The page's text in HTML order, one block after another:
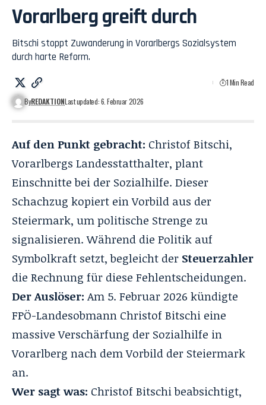
Vorarlberg greift durch
Bitschi stoppt Zuwanderung in Vorarlbergs Sozialsystem
durch harte Reform.
ByREDAKTIONLast updated: 6. Februar 2026
1 Min Read
Auf den Punkt gebracht: Christof Bitschi,
Vorarlbergs Landesstatthalter, plant
Einschnitte bei der Sozialhilfe. Dieser
Schachzug kopiert ein Vorbild aus der
Steiermark, um politische Strenge zu
signalisieren. Während die Politik auf
Symbolkraft setzt, begleicht der Steuerzahler
die Rechnung für diese Fehlentscheidungen.
Der Auslöser: Am 5. Februar 2026 kündigte
FPÖ-Landesobmann Christof Bitschi eine
massive Verschärfung der Sozialhilfe in
Vorarlberg nach dem Vorbild der Steiermark
an.
Wer sagt was: Christof Bitschi beabsichtigt,